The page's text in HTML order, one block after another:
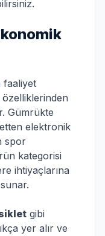
faaliyet
Gümrükte
elektronik
spor
kategorisi
ihtiyaçlarına
gibi
yer alır ve